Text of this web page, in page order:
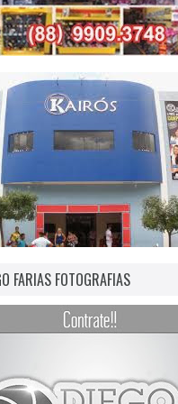
FARIAS FOTOGRAFIAS